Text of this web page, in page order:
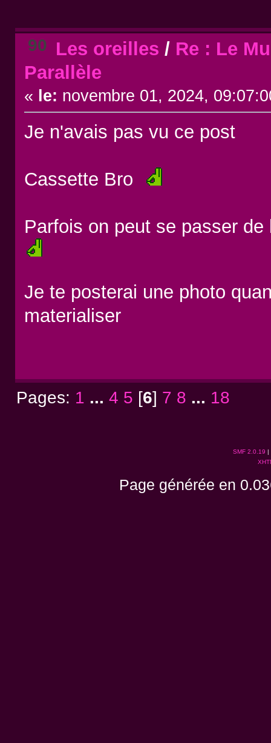
90 Les oreilles / Re : Le
Parallèle
« le: novembre 01, 2024,
Je n'avais pas vu ce post
Cassette Bro
Parfois on peut se passer
Je te posterai une photo
materialiser
Pages: 1 ...4 5 [6] 7 8 ... 18
SMF 2.0.19 |
Page générée en